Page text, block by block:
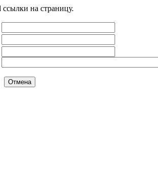
на страницу.